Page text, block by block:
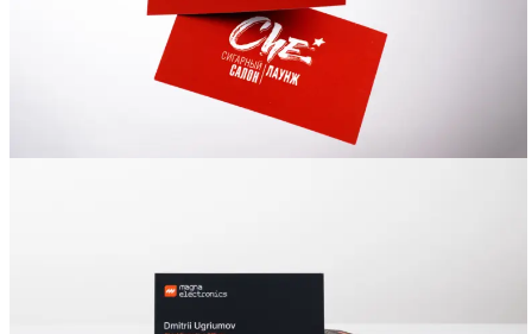
Арендодателям